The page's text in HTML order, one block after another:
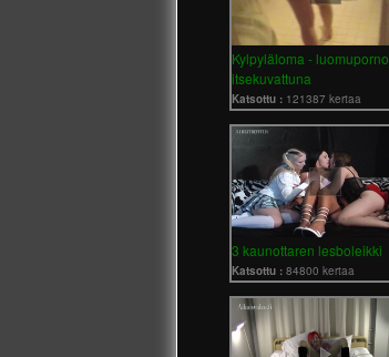
Kylpyläloma - luomuporno
itsekuvattuna
Katsottu : 121387 kertaa
3 kaunottaren lesboleikki
Katsottu :84800 kertaa